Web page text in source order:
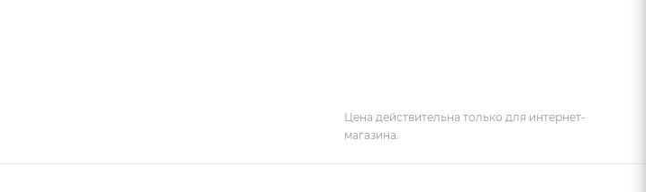
Цена действительна только для интернет-
магазина.